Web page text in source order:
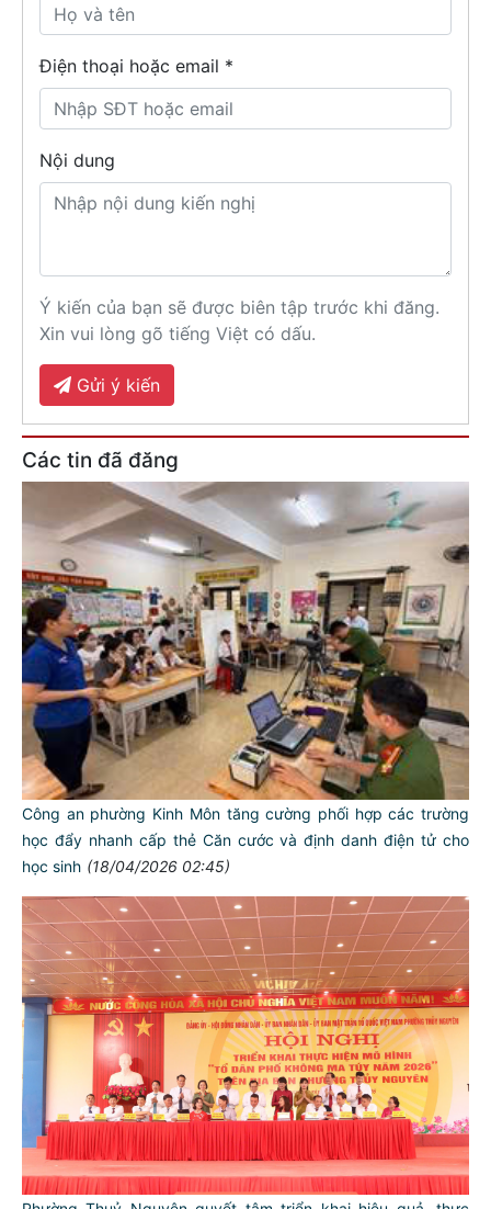
Điện thoại hoặc email *
Nội dung
Ý kiến của bạn sẽ được biên tập trước khi đăng.
Xin vui lòng gõ tiếng Việt có dấu.
Gửi ý kiến
Các tin đã đăng
Công an phường Kinh Môn tăng cường phối hợp các trường
học đẩy nhanh cấp thẻ Căn cước và định danh điện tử cho
học sinh (18/04/2026 02:45)